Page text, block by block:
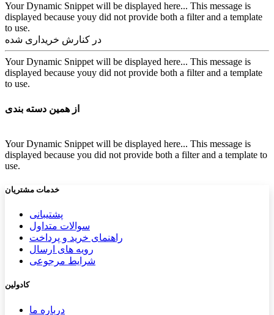
Your Dynamic Snippet will be displayed here... This message is
displayed because youy did not provide both a filter and a template
to use.
در کنارش خریداری شده
Your Dynamic Snippet will be displayed here... This message is
displayed because youy did not provide both a filter and a template
to use.
از همین دسته بندی
Your Dynamic Snippet will be displayed here... This message is
displayed because you did not provide both a filter and a template to
use.
خدمات مشتریان
پشتیب​​انی
سوالات متداول
راهنمای خرید و پرداخت
رویه های ارسال
شرایط مرجوعی
کادولین
درباره ما